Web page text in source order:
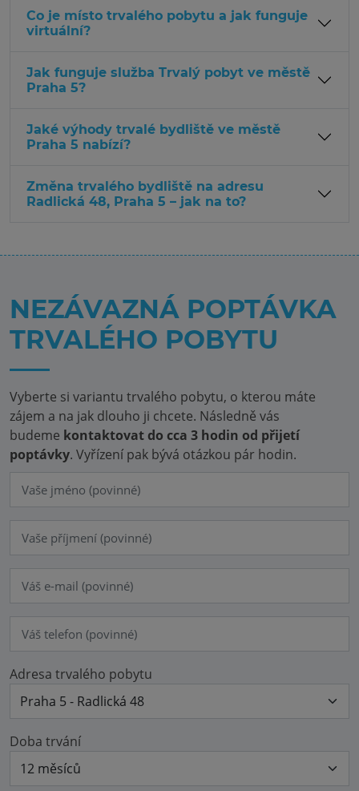
Co je místo trvalého pobytu a jak funguje
virtuální?
Jak funguje služba Trvalý pobyt ve městě
Praha 5?
Jaké výhody trvalé bydliště ve městě
Praha 5 nabízí?
Změna trvalého bydliště na adresu
Radlická 48, Praha 5 – jak na to?
NEZÁVAZNÁ POPTÁVKA
TRVALÉHO POBYTU
Vyberte si variantu trvalého pobytu, o kterou máte
zájem a na jak dlouho ji chcete. Následně vás
budeme kontaktovat do cca 3 hodin od přijetí
poptávky. Vyřízení pak bývá otázkou pár hodin.
Adresa trvalého pobytu
Doba trvání